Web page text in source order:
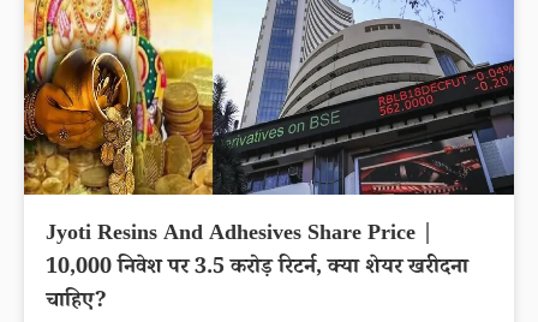
Jyoti Resins And Adhesives Share Price |
10,000 निवेश पर 3.5 करोड़ रिटर्न, क्या शेयर खरीदना
चाहिए?